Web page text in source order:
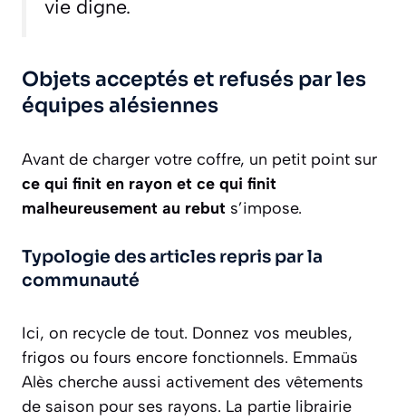
vie digne.
Objets acceptés et refusés par les
équipes alésiennes
Avant de charger votre coffre, un petit point sur
ce qui finit en rayon et ce qui finit
malheureusement au rebut s’impose.
Typologie des articles repris par la
communauté
Ici, on recycle de tout. Donnez vos meubles,
frigos ou fours encore fonctionnels. Emmaüs
Alès cherche aussi activement des vêtements
de saison pour ses rayons. La partie librairie